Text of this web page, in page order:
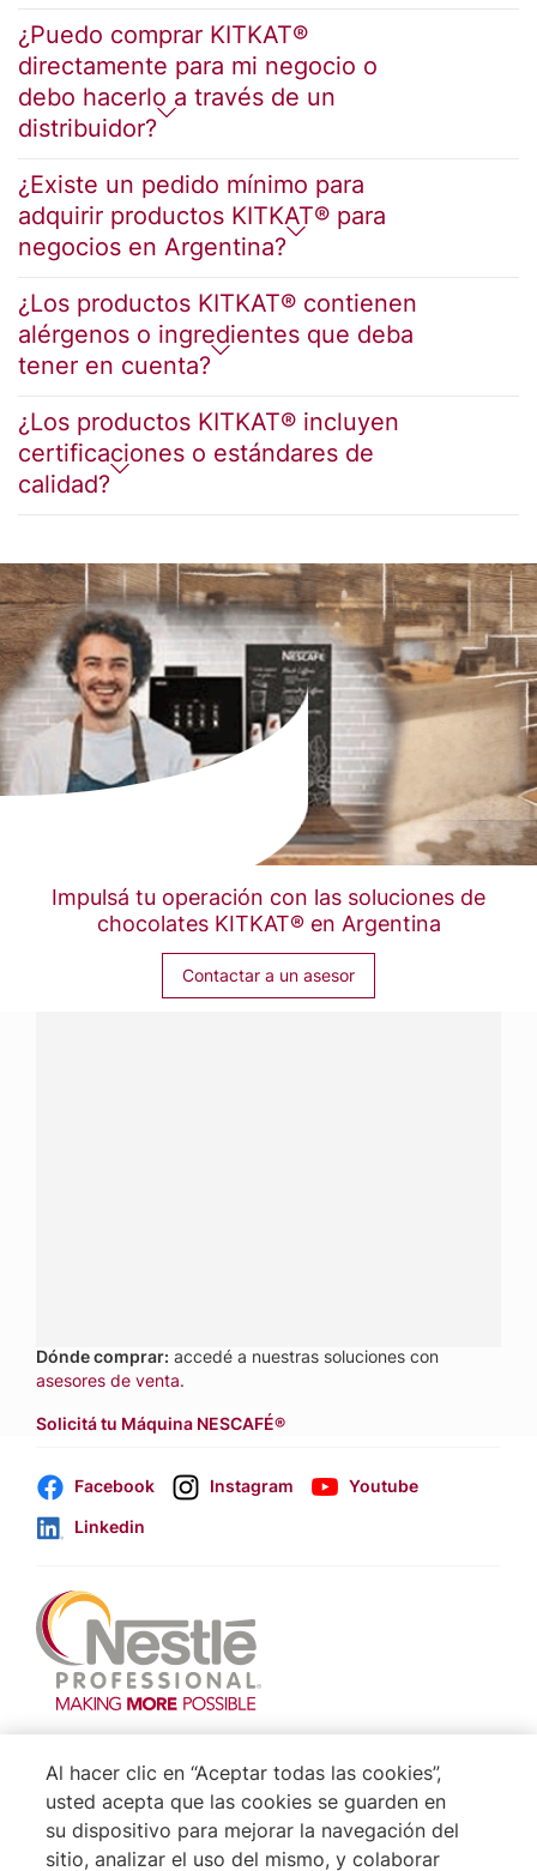
¿Puedo comprar KITKAT®
directamente para mi negocio o
debo hacerlo a través de un
distribuidor?
¿Existe un pedido mínimo para
adquirir productos KITKAT® para
negocios en Argentina?
¿Los productos KITKAT® contienen
alérgenos o ingredientes que deba
tener en cuenta?
¿Los productos KITKAT® incluyen
certificaciones o estándares de
calidad?
Impulsá tu operación con las soluciones de
chocolates KITKAT® en Argentina
Contactar a un asesor
Dónde comprar: accedé a nuestras soluciones con
asesores de venta.
Solicitá tu Máquina NESCAFÉ®
Facebook Instagram
Youtube
Linkedin
Aviso de Cookies
Politica De Privacidad NESTLÉ
Al hacer clic en “Aceptar todas las cookies”,
usted acepta que las cookies se guarden en
su dispositivo para mejorar la navegación del
sitio, analizar el uso del mismo, y colaborar